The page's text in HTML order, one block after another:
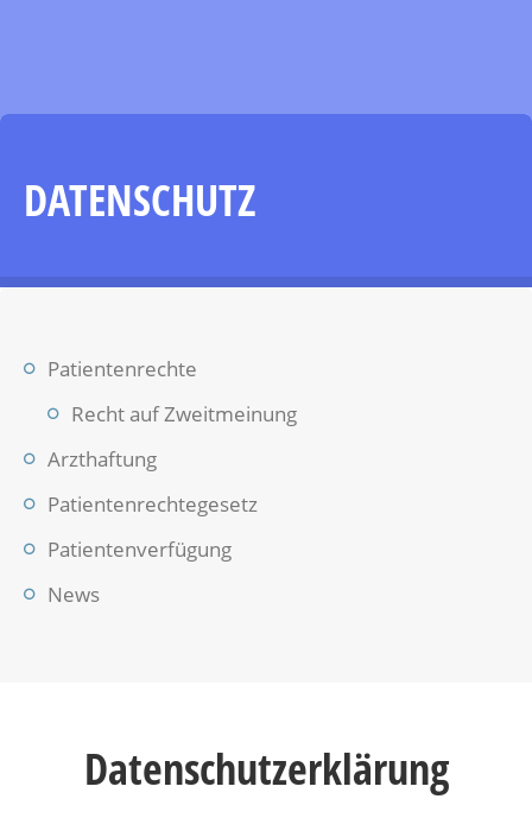
DATENSCHUTZ
Patientenrechte
Recht auf Zweitmeinung
Arzthaftung
Patientenrechtegesetz
Patientenverfügung
News
Datenschutzerklärung